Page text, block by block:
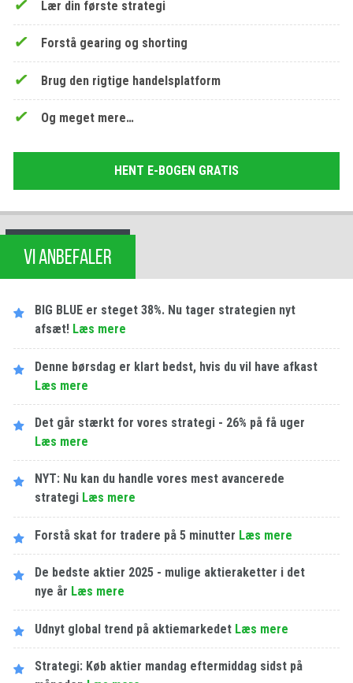
Lær din første strategi
Forstå gearing og shorting
Brug den rigtige handelsplatform
Og meget mere…
HENT E-BOGEN GRATIS
VI ANBEFALER
BIG BLUE er steget 38%. Nu tager strategien nyt
afsæt! Læs mere
Denne børsdag er klart bedst, hvis du vil have afkast
Læs mere
Det går stærkt for vores strategi - 26% på få uger
Læs mere
NYT: Nu kan du handle vores mest avancerede
strategi Læs mere
Forstå skat for tradere på 5 minutter Læs mere
De bedste aktier 2025 - mulige aktieraketter i det
nye år Læs mere
Udnyt global trend på aktiemarkedet Læs mere
Strategi: Køb aktier mandag eftermiddag sidst på